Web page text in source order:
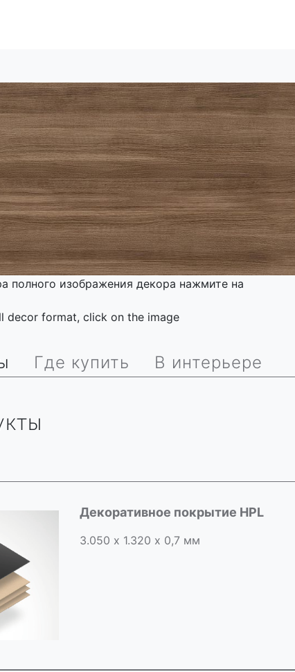
полного изображения декора нажмите на
decor format, click on the image
Где купить В интерьере
Декоративное покрытие HPL
3.050 х 1.320 х 0,7 мм